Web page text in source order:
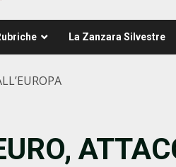
La Zanzara Silvestre